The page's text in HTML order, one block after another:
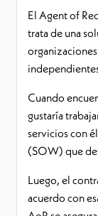
El Agent of
trata de una
Cuando
gustaría
servicios con
(SOW) que
Luego, el
acuerdo con